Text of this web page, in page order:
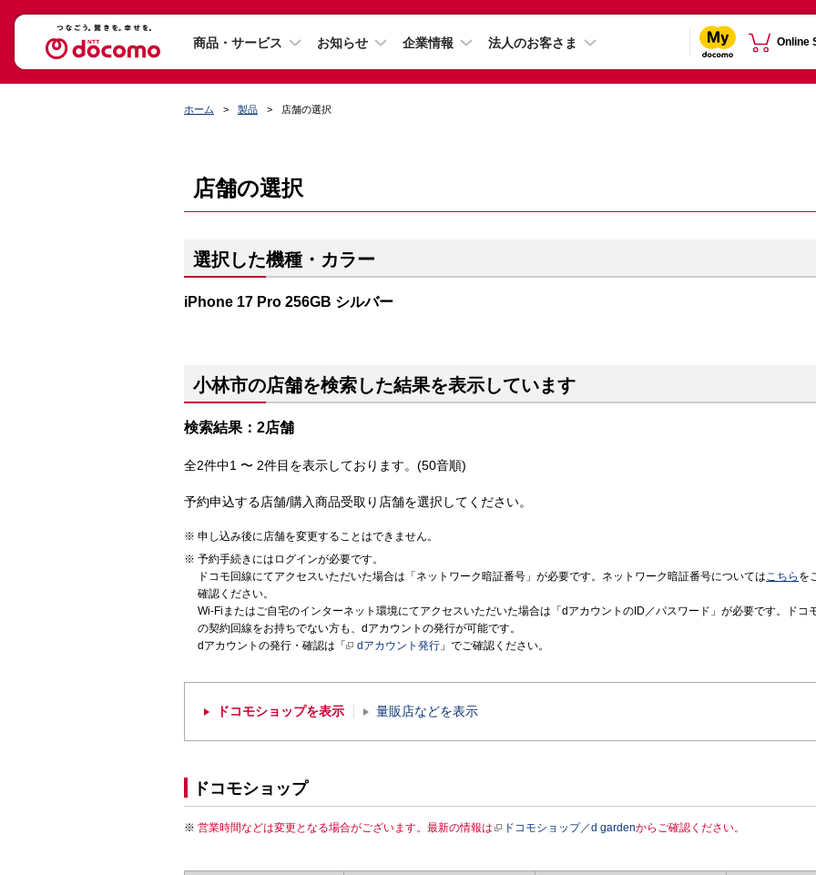
商品・サービス お知らせ 企業情報 法人のお客さま Online
ホーム 製品 店舗の選択
店舗の選択
選択した機種・カラー
iPhone 17 Pro 256GB シルバー
小林市の店舗を検索した結果を表示しています
検索結果：2店舗
全2件中1 〜 2件目を表示しております。(50音順)
予約申込する店舗/購入商品受取り店舗を選択してください。
申し込み後に店舗を変更することはできません。
予約手続きにはログインが必要です。
ドコモ回線にてアクセスいただいた場合は「ネットワーク暗証番号」が必要です。ネットワーク暗証番号についてはこちら を
確認ください。
Wi-Fiまたはご自宅のインターネット環境にてアクセスいただいた場合は「dアカウントのID／パスワード」が必要です。ドコ
の契約回線をお持ちでない方も、dアカウントの発行が可能です。
dアカウントの発行・確認は「
dアカウント発行 」でご確認ください。
ドコモショップを表示 量販店などを表示
ドコモショップ
営業時間などは変更となる場合がございます。最新の情報は ドコモショップ／d gardenからご確認ください。